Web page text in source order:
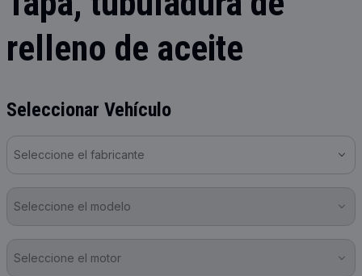
relleno de aceite
Seleccionar Vehículo
Seleccione el fabricante
Seleccione el modelo
Seleccione el motor